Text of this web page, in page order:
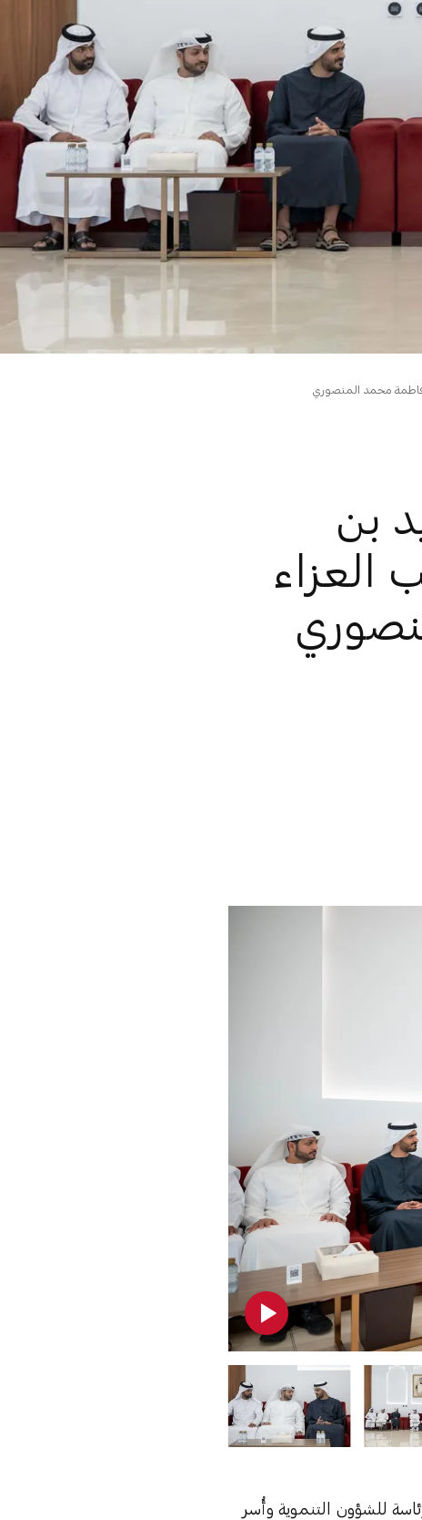
فاطمة محمد المنصوري
بن
العزاء
للشؤون التنموية وأُسر